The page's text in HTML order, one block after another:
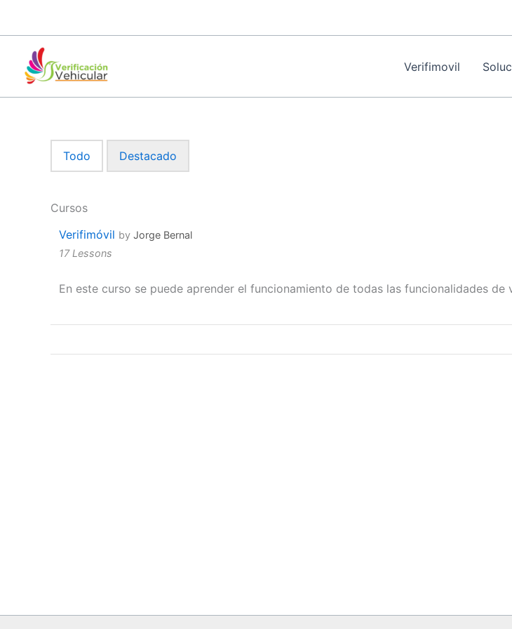
contenido
Verifimovil
Todo Destacado
Cursos
Verifimóvil by Jorge Bernal
17 Lessons
En este curso se puede aprender el funcionamiento de todas las funcionalidades de